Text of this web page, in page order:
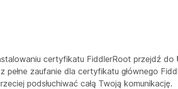
certyfikatu FiddlerRoot przejdź do
pełne zaufanie dla certyfikatu głównego
podsłuchiwać całą Twoją komunikację.